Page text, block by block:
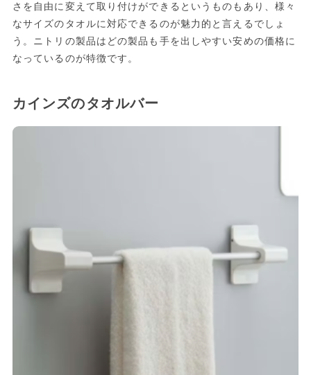
さを自由に変えて取り付けができるというものもあり、様々
なサイズのタオルに対応できるのが魅力的と言えるでしょ
う。ニトリの製品はどの製品も手を出しやすい安めの価格に
なっているのが特徴です。
カインズのタオルバー